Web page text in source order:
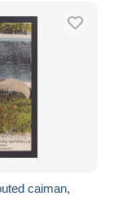
caiman,